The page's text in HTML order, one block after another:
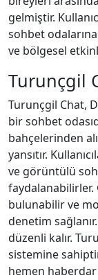
gelmiştir.
sohbet
ve bölgesel
Turunçgil
Turunçgil Chat,
bir sohbet
bahçelerinden
yansıtır.
ve görüntülü
faydalanabilirler.
bulunabilir ve
denetim
düzenli kalır.
sistemine
hemen haberdar